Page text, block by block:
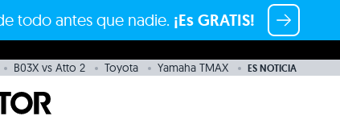
todo antes que nadie. ¡Es GRATIS!
B03X vs Atto 2 Toyota Yamaha TMAX ES NOTICIA